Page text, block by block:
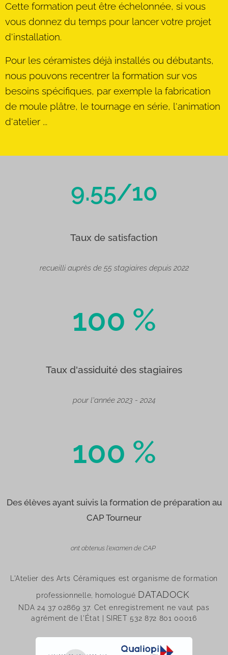
Cette formation peut être échelonnée, si vous
vous donnez du temps pour lancer votre projet
d'installation.
Pour les céramistes déjà installés ou débutants,
nous pouvons recentrer la formation sur vos
besoins spécifiques, par exemple la fabrication
de moule plâtre, le tournage en série, l'animation
d'atelier ...
9.55/10
Taux de satisfaction
recueilli auprès de 55 stagiaires depuis 2022
100 %
Taux d'assiduité des stagiaires
pour l'année 2023 - 2024
100 %
Des élèves ayant suivis la formation de préparation au
CAP Tourneur
ont obtenus l'examen de CAP
L'Atelier des Arts Céramiques est organisme de formation
professionnelle, homologué DATADOCK
NDA 24 37 02869 37. Cet enregistrement ne vaut pas
agrément de l'État | SIRET 532 872 801 00016